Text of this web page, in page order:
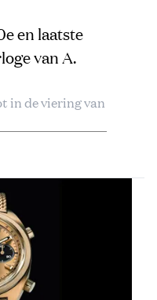
en laatste
van A.
in de viering van